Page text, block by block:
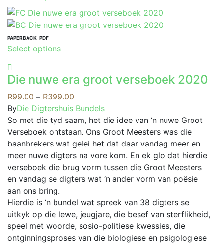
has
multiple
may
be
chosen
on
the
product
page
PAPERBACK PDF
Select optionsThis
multiple
variants.
The
options
may
be
chosen
on
the
page
Die nuwe era groot verseboek 2020
R99.00 – R399.00
range:
R99.00
through
R399.00
ByDie Digtershuis Bundels
So met die tyd saam, het die idee van ‘n nuwe Groot
Verseboek ontstaan. Ons Groot Meesters was die
baanbrekers wat gelei het dat daar vandag meer en
meer nuwe digters na vore kom. En ek glo dat hierdie
verseboek die brug vorm tussen die Groot Meesters
en vandag se digters wat ‘n ander vorm van poësie
aan ons bring.
Hierdie is ‘n bundel wat spreek van 38 digters se
uitkyk op die lewe, jeugjare, die besef van sterflikheid,
speel met woorde, sosio-politiese kwessies, die
ontginningsproses van die biologiese en psigologiese